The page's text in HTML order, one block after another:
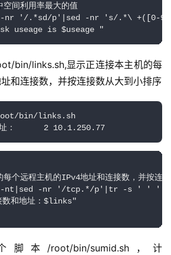
空间利用率最大的值
-nr '/.*sd/p'|sed -nr 's/.*\ +([0-
useage is $useage "
bin/links.sh,显示正连接本主机的每
和连接数，并按连接数从大到小排序
bin/links.sh
：      2 10.1.250.77
每个远程主机的IPv4地址和连接数，并按连
-nt|sed -nr '/tcp.*/p'|tr -s ' '
数和地址：$links"
本/root/bin/sumid.sh，计